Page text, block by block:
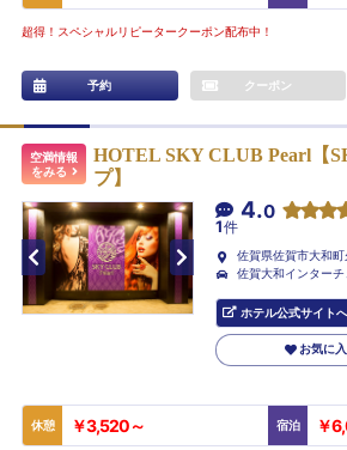
超得！スペシャルリピータークーポン配布中！
予約 クーポン
空満情報
をみる
HOTEL SKY CLUB Pearl【
プ】
4.0
1件
佐賀県佐賀市大和
佐賀大和インター
ホテル公式サイトへ
お気に
休憩 ￥3,520～ 宿泊 ￥